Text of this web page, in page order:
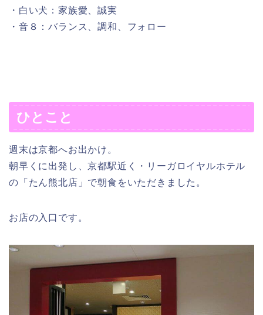
・白い犬：家族愛、誠実
・音８：バランス、調和、フォロー
ひとこと
週末は京都へお出かけ。
朝早くに出発し、京都駅近く・リーガロイヤルホテル
の「たん熊北店」で朝食をいただきました。
お店の入口です。